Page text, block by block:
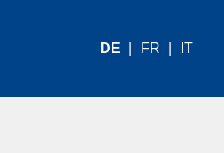
DE FR IT